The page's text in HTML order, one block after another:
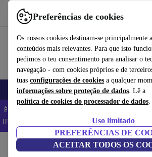
Preferências de cookies
Os nossos cookies destinam-se principalmente
conteúdos mais relevantes. Para que isto
pedimos o teu consentimento para analisar o
navegação - com cookies próprios e de
tuas configurações de cookies a qualquer
informações sobre proteção de dados. Lê a
política de cookies do processador de dados.
Uso limitado
PREFERÊNCIAS DE
ACEITAR TODOS OS
Use o refurbed de forma rápida e fácil
Telemóveis Computadores Portáteis Tablets
📱 Poupa 5% EXTRA em todos os iPhones –
IPHONEDEAL –
Início Jardim Ferramentas de jardim